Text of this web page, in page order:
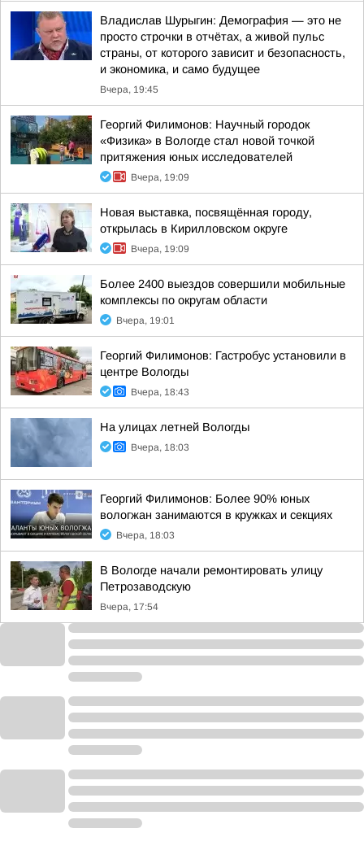
Владислав Шурыгин: Демография — это не
просто строчки в отчётах, а живой пульс
страны, от которого зависит и безопасность,
и экономика, и само будущее
Вчера, 19:45
Георгий Филимонов: Научный городок
«Физика» в Вологде стал новой точкой
притяжения юных исследователей
Вчера, 19:09
Новая выставка, посвящённая городу,
открылась в Кирилловском округе
Вчера, 19:09
Более 2400 выездов совершили мобильные
комплексы по округам области
Вчера, 19:01
Георгий Филимонов: Гастробус установили в
центре Вологды
Вчера, 18:43
На улицах летней Вологды
Вчера, 18:03
Георгий Филимонов: Более 90% юных
вологжан занимаются в кружках и секциях
Вчера, 18:03
В Вологде начали ремонтировать улицу
Петрозаводскую
Вчера, 17:54